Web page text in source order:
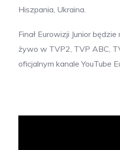
Hiszpania, Ukraina.
Finał Eurowizji Junior
żywo w TVP2, TVP ABC,
oficjalnym kanale YouTube